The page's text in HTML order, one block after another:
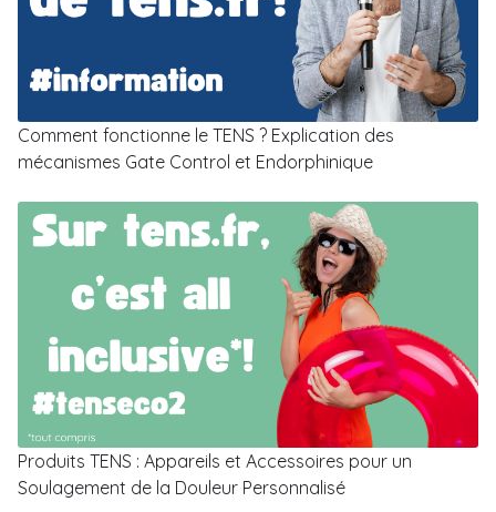
Comment fonctionne le TENS ? Explication des
mécanismes Gate Control et Endorphinique
Produits TENS : Appareils et Accessoires pour un
Soulagement de la Douleur Personnalisé